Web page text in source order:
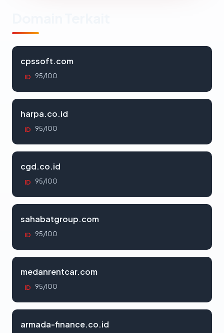
cpssoft.com
ID 95/100
harpa.co.id
ID 95/100
cgd.co.id
ID 95/100
sahabatgroup.com
ID 95/100
medanrentcar.com
ID 95/100
armada-finance.co.id